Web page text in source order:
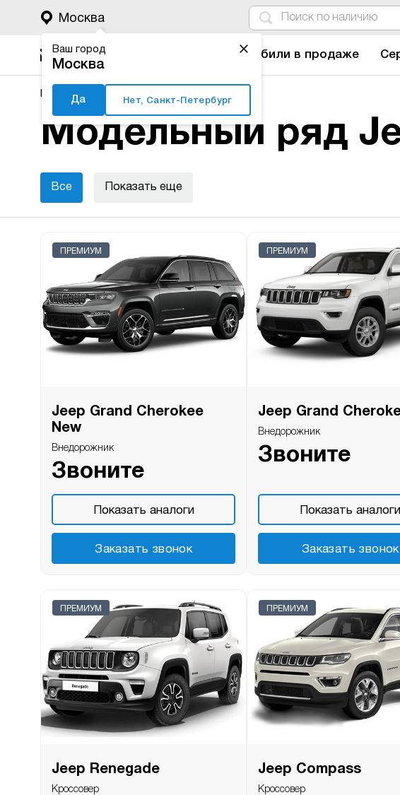
Москва
Ваш город
Москва
Да Нет, Санкт-Петербург
Автомобили в продаже
Major Auto
Модельный ряд
Все Показать еще
ПРЕМИУМ
Jeep Grand Cherokee
New
Внедорожник
Звоните
Показать аналоги
Заказать звонок
ПРЕМИУМ
Jeep Grand
Внедорожник
Звоните
Показать аналоги
Заказать звонок
ПРЕМИУМ
Jeep Renegade
Кроссовер
ПРЕМИУМ
Jeep Compass
Кроссовер